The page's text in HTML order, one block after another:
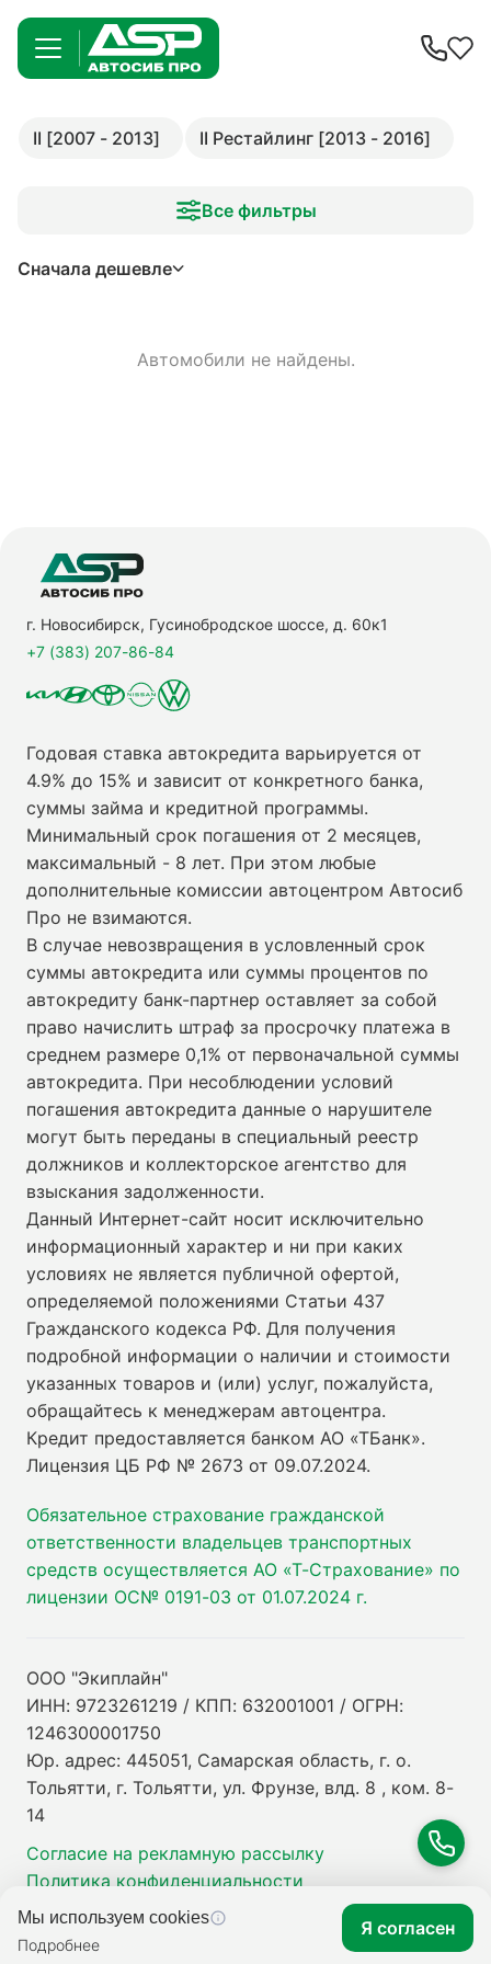
II [2007 - 2013] II Рестайлинг [2013 - 2016]
Все фильтры
Сначала дешевле
Автомобили не найдены.
г. Новосибирск, Гусинобродское шоссе, д. 60к1
+7 (383) 207-86-84
Годовая ставка автокредита варьируется от
4.9% до 15% и зависит от конкретного банка,
суммы займа и кредитной программы.
Минимальный срок погашения от 2 месяцев,
максимальный - 8 лет. При этом любые
дополнительные комиссии автоцентром Автосиб
Про не взимаются.
В случае невозвращения в условленный срок
суммы автокредита или суммы процентов по
автокредиту банк-партнер оставляет за собой
право начислить штраф за просрочку платежа в
среднем размере 0,1% от первоначальной суммы
автокредита. При несоблюдении условий
погашения автокредита данные о нарушителе
могут быть переданы в специальный реестр
должников и коллекторское агентство для
взыскания задолженности.
Данный Интернет-сайт носит исключительно
информационный характер и ни при каких
условиях не является публичной офертой,
определяемой положениями Статьи 437
Гражданского кодекса РФ. Для получения
подробной информации о наличии и стоимости
указанных товаров и (или) услуг, пожалуйста,
обращайтесь к менеджерам автоцентра.
Кредит предоставляется банком АО «ТБанк».
Лицензия ЦБ РФ № 2673 от 09.07.2024.
Обязательное страхование гражданской
ответственности владельцев транспортных
средств осуществляется АО «Т-Страхование» по
лицензии ОС№ 0191-03 от 01.07.2024 г.
ООО "Экиплайн"
ИНН: 9723261219 / КПП: 632001001 / ОГРН:
1246300001750
Юр. адрес: 445051, Самарская область, г. о.
Тольятти, г. Тольятти, ул. Фрунзе, влд. 8 , ком. 8-
14
Согласие на рекламную рассылку
Политика конфиденциальности
Мы используем cookies
Подробнее
Я согласен